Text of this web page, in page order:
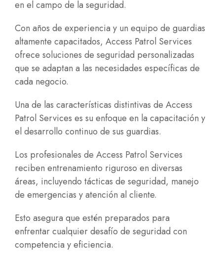
en el campo de la seguridad.
Con años de experiencia y un equipo de guardias
altamente capacitados, Access Patrol Services
ofrece soluciones de seguridad personalizadas
que se adaptan a las necesidades específicas de
cada negocio.
Una de las características distintivas de Access
Patrol Services es su enfoque en la capacitación y
el desarrollo continuo de sus guardias.
Los profesionales de Access Patrol Services
reciben entrenamiento riguroso en diversas
áreas, incluyendo tácticas de seguridad, manejo
de emergencias y atención al cliente.
Esto asegura que estén preparados para
enfrentar cualquier desafío de seguridad con
competencia y eficiencia.